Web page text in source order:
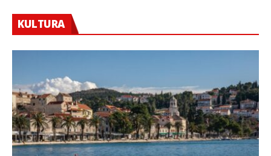
KULTURA